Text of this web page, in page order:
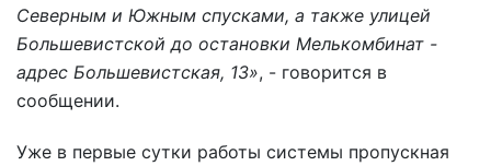
Северным и Южным спусками, а также улицей
Большевистской до остановки Мелькомбинат -
адрес Большевистская, 13», - говорится в
сообщении.
Уже в первые сутки работы системы пропускная